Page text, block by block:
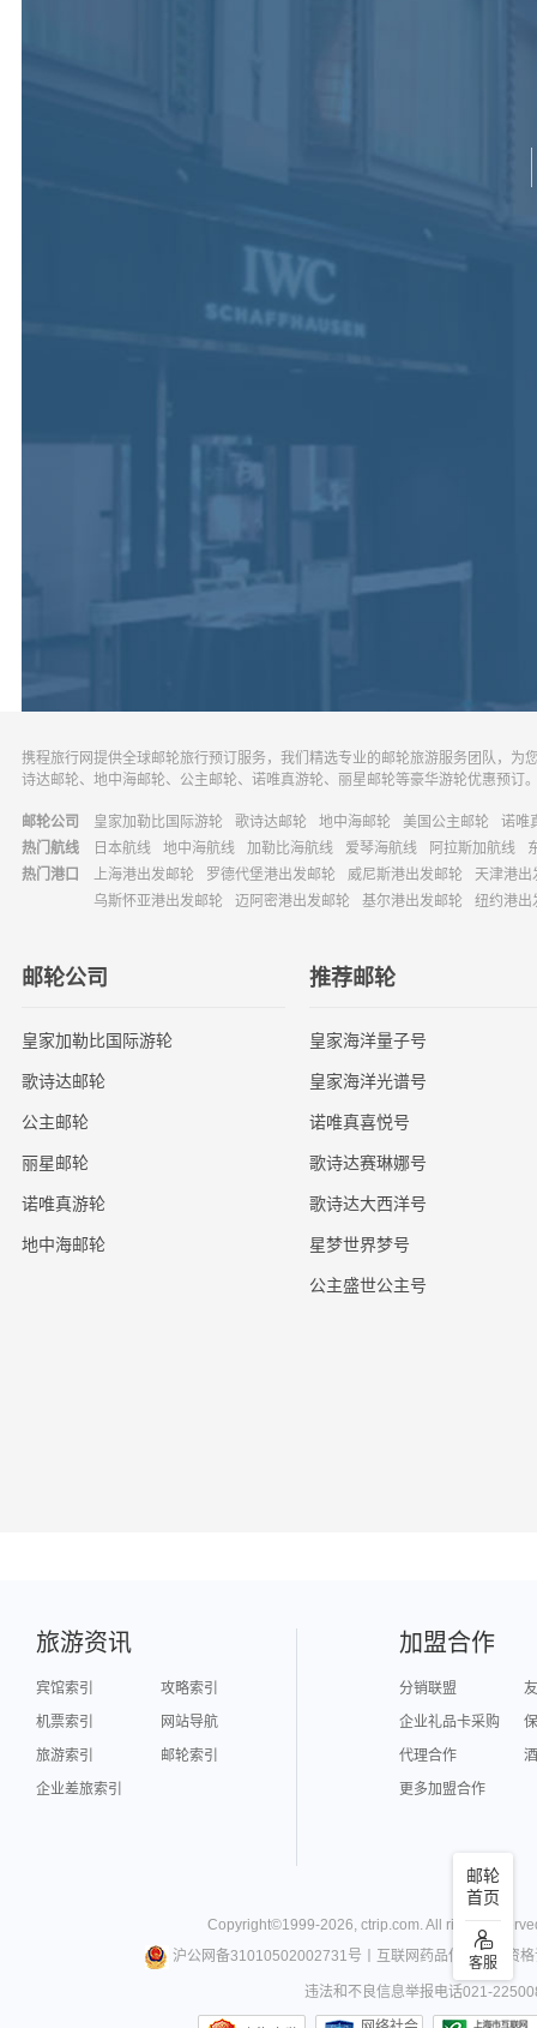
携程旅行网提供全球邮轮旅行预订服务，我们精选专业的邮轮旅游服务团队，
诗达邮轮、地中海邮轮、公主邮轮、诺唯真游轮、丽星邮轮等豪华游轮优惠预订
邮轮公司 皇家加勒比国际游轮 歌诗达邮轮 地中海邮轮 美国公主邮轮
诺唯
热门航线
日本航线 地中海航线 加勒比海航线 爱琴海航线 阿拉斯加航线
热门港口
上海港出发邮轮 罗德代堡港出发邮轮 威尼斯港出发邮轮
天津港出
乌斯怀亚港出发邮轮
迈阿密港出发邮轮 基尔港出发邮轮 纽约港出
邮轮公司
皇家加勒比国际游轮
歌诗达邮轮
公主邮轮
丽星邮轮
诺唯真游轮
地中海邮轮
推荐邮轮
皇家海洋量子号
皇家海洋光谱号
诺唯真喜悦号
歌诗达赛琳娜号
歌诗达大西洋号
星梦世界梦号
公主盛世公主号
邮轮
首页
客服
旅游资讯
宾馆索引
攻略索引
机票索引
网站导航
旅游索引
邮轮索引
企业差旅索引
加盟合作
分销联盟
企业礼品卡采购
代理合作
更多加盟合作
Copyright©1999-2026, ctrip.com. All rights
沪公网备31010502002731号
互联网药品信息服务资格
违法和不良信息举报电话021-